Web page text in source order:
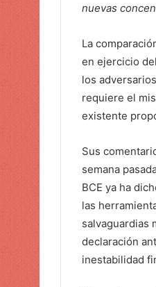
nuevas
La
en ejercicio
los
requiere el
existente
Sus
semana
BCE ya ha
las
salvaguardias
declaración
inestabilidad